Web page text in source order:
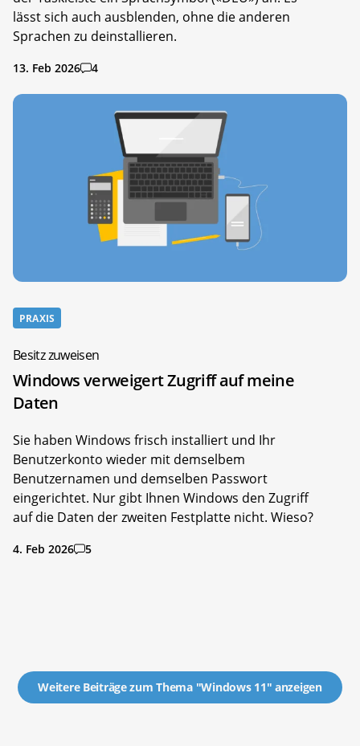
lässt sich auch ausblenden, ohne die anderen
Sprachen zu deinstallieren.
13. Feb 2026 4
PRAXIS
Besitz zuweisen
Windows verweigert Zugriff auf meine
Daten
Sie haben Windows frisch installiert und Ihr
Benutzerkonto wieder mit demselbem
Benutzernamen und demselben Passwort
eingerichtet. Nur gibt Ihnen Windows den Zugriff
auf die Daten der zweiten Festplatte nicht. Wieso?
4. Feb 2026 5
Weitere Beiträge zum Thema "Windows 11" anzeigen